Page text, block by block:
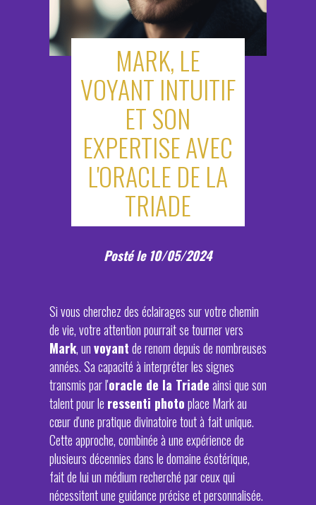
MARK, LE
VOYANT INTUITIF
ET SON
EXPERTISE AVEC
L'ORACLE DE LA
TRIADE
Posté le 10/05/2024
Si vous cherchez des éclairages sur votre chemin
de vie, votre attention pourrait se tourner vers
Mark, unvoyantde renom depuis de nombreuses
années. Sa capacité à interpréter les signes
transmis par l'oracle de la Triadeainsi que son
talent pour le ressenti photoplace Mark au
cœur d'une pratique divinatoire tout à fait unique.
Cette approche, combinée à une expérience de
plusieurs décennies dans le domaine ésotérique,
fait de lui un médium recherché par ceux qui
nécessitent une guidance précise et personnalisée.